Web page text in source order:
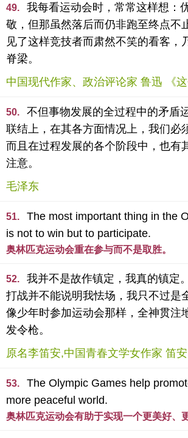
49.
我每看运动会时，常常这样想：
敬，但那虽然落后而仍非跑至终点不
见了这样竞技者而肃然不笑的看客，
脊梁。
中国现代作家、政治评论家 鲁迅 《这
50.
不但事物发展的全过程中的矛盾
联结上，在其各方面情况上，我们必
而且在过程发展的各个阶段中，也有
注意。
毛泽东
51.
The most important thing in the
is not to win but to participate.
奥林匹克运动会重在参与而不是取胜。
52.
我并不是故作镇定，我真的镇定
打战并不能说明我怯场，我只不过是
像少年时参加运动会那样，全神贯注
发令枪。
原名李笛安,中国青春文学女作家 笛安
53.
The Olympic Games help
more peaceful world.
奥林匹克运动会有助于实现一个更美好、